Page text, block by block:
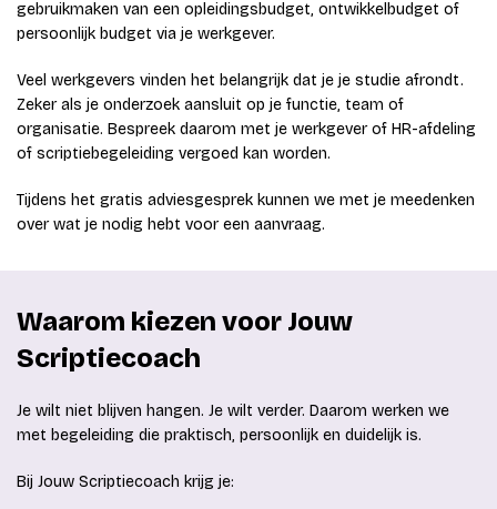
gebruikmaken van een opleidingsbudget, ontwikkelbudget of
persoonlijk budget via je werkgever.
Veel werkgevers vinden het belangrijk dat je je studie afrondt.
Zeker als je onderzoek aansluit op je functie, team of
organisatie. Bespreek daarom met je werkgever of HR-afdeling
of scriptiebegeleiding vergoed kan worden.
Tijdens het gratis adviesgesprek kunnen we met je meedenken
over wat je nodig hebt voor een aanvraag.
Waarom kiezen voor Jouw
Scriptiecoach
Je wilt niet blijven hangen. Je wilt verder. Daarom werken we
met begeleiding die praktisch, persoonlijk en duidelijk is.
Bij Jouw Scriptiecoach krijg je: